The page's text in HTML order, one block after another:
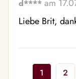
d**** am
Liebe Brit,
1 2